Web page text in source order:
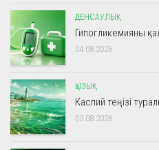
ДЕНСАУЛЫҚ
Гипогликемияны
04.08.2026
ҚЫЗЫҚ
Каспий теңізі
03.08.2026